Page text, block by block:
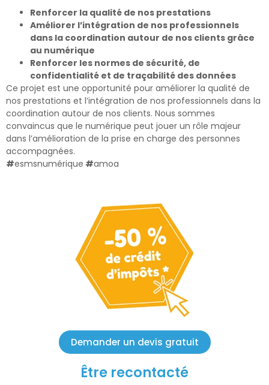
Renforcer la qualité de nos prestations
Améliorer l’intégration de nos professionnels
dans la coordination autour de nos clients grâce
au numérique
Renforcer les normes de sécurité, de
confidentialité et de traçabilité des données
Ce projet est une opportunité pour améliorer la qualité de
nos prestations et l’intégration de nos professionnels dans la
coordination autour de nos clients. Nous sommes
convaincus que le numérique peut jouer un rôle majeur
dans l’amélioration de la prise en charge des personnes
accompagnées.
#esmsnumérique #amoa
Demander un devis gratuit
Être recontacté